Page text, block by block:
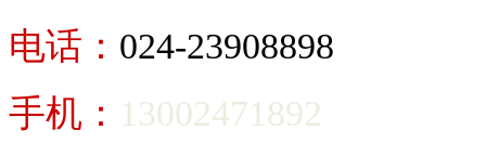
电话： 024-23908898
手机： 13002471892